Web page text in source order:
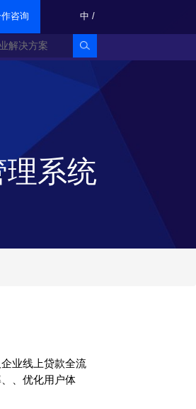
咨询 中 /
理系统
企业线上贷款全流
、优化用户体